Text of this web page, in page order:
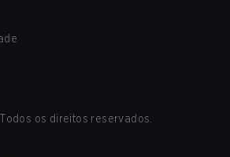
os direitos reservados.